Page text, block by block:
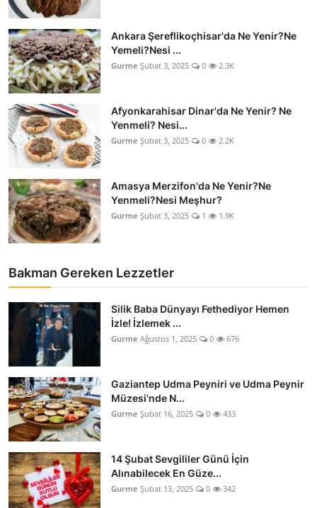
Ankara Şereflikoçhisar'da Ne Yenir?Ne
Yemeli?Nesi ...
Gurme Şubat 3, 2025 0 2.3K
Afyonkarahisar Dinar'da Ne Yenir? Ne
Yenmeli? Nesi...
Gurme Şubat 3, 2025 0 2.2K
Amasya Merzifon'da Ne Yenir?Ne
Yenmeli?Nesi Meşhur?
Gurme Şubat 3, 2025 1 1.9K
Bakman Gereken Lezzetler
Silik Baba Dünyayı Fethediyor Hemen
İzle! İzlemek ...
Gurme Ağustos 1, 2025 0 676
Gaziantep Udma Peyniri ve Udma Peynir
Müzesi'nde N...
Gurme Şubat 16, 2025 0 433
14 Şubat Sevgililer Günü İçin
Alınabilecek En Güze...
Gurme Şubat 13, 2025 0 342